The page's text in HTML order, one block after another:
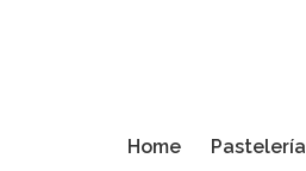
Home Pastelería